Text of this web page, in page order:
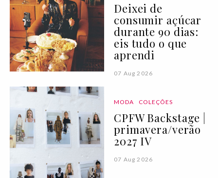
Deixei de
consumir açúcar
durante 90 dias:
eis tudo o que
aprendi
07 Aug 2026
MODA COLEÇÕES
CPFW Backstage |
primavera/verão
2027 IV
07 Aug 2026